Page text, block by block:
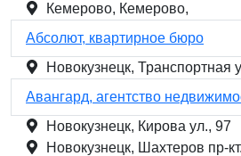
Кемерово, Кемерово,
Абсолют, квартирное бюро
Новокузнецк, Транспортная
Авангард, агентство
Новокузнецк, Кирова ул., 97
Новокузнецк, Шахтеров пр-